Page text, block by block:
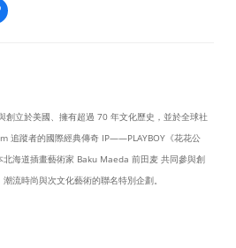
創立於美國、擁有超過 70 年文化歷史，並於全球社
追蹤者的國際經典傳奇 IP——PLAYBOY《花花公
海道插畫藝術家 Baku Maeda 前田麦 共同參與創
流時尚與次文化藝術的聯名特別企劃。